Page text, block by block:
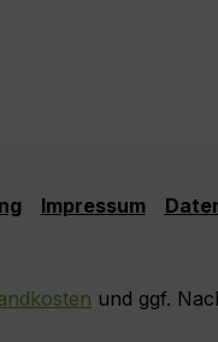
Impressum
und ggf.